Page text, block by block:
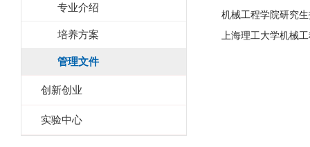
专业介绍
培养方案
管理文件
创新创业
实验中心
机械工程学院研究
上海理工大学机械